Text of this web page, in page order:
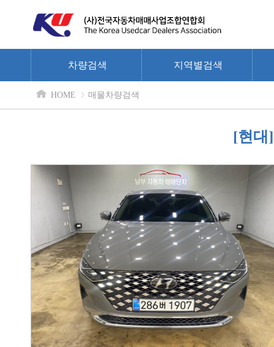
차량검색 지역별검색
HOME 매물차량검색
[현대